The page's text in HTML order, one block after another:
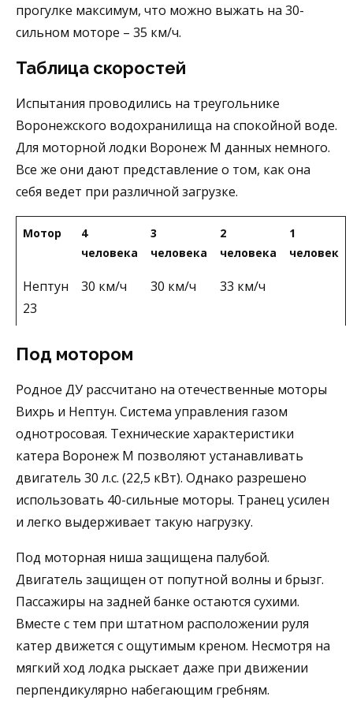
прогулке максимум, что можно выжать на 30-
сильном моторе – 35 км/ч.
Таблица скоростей
Испытания проводились на треугольнике
Воронежского водохранилища на спокойной воде.
Для моторной лодки Воронеж М данных немного.
Все же они дают представление о том, как она
себя ведет при различной загрузке.
Мотор
4
человека
3
человека
2
человека
1
человек
Нептун
23
30 км/ч 30 км/ч 33 км/ч
Под мотором
Родное ДУ рассчитано на отечественные моторы
Вихрь и Нептун. Система управления газом
однотросовая. Технические характеристики
катера Воронеж М позволяют устанавливать
двигатель 30 л.с. (22,5 кВт). Однако разрешено
использовать 40-сильные моторы. Транец усилен
и легко выдерживает такую нагрузку.
Под моторная ниша защищена палубой.
Двигатель защищен от попутной волны и брызг.
Пассажиры на задней банке остаются сухими.
Вместе с тем при штатном расположении руля
катер движется с ощутимым креном. Несмотря на
мягкий ход лодка рыскает даже при движении
перпендикулярно набегающим гребням.